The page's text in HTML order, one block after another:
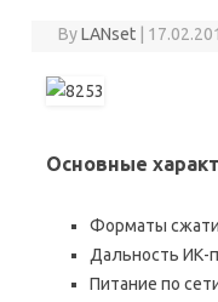
ByLANset
Основные
Форматы
Дальность ИК-
Питание по